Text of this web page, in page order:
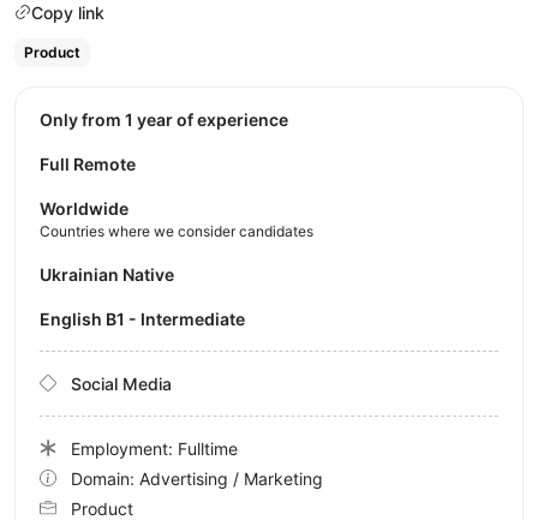
Copy link
Product
Only from 1 year of experience
Full Remote
Worldwide
Countries where we consider candidates
Ukrainian Native
English B1 - Intermediate
Social Media
Employment: Fulltime
Domain: Advertising / Marketing
Product